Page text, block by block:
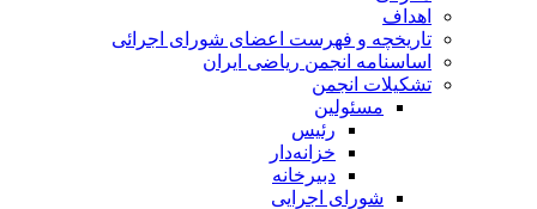
اهداف
تاریخچه و فهرست اعضای شورای اجرائی
اساسنامه انجمن ریاضی ایران
تشکیلات انجمن
مسئولین
رئیس
خزانه‌دار
دبیرخانه
شورای اجرایی